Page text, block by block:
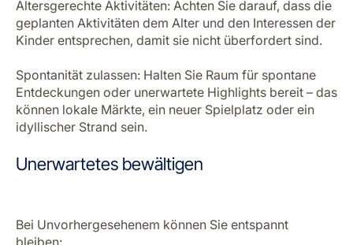
Altersgerechte Aktivitäten: Achten Sie darauf, dass die
geplanten Aktivitäten dem Alter und den Interessen der
Kinder entsprechen, damit sie nicht überfordert sind.
Spontanität zulassen: Halten Sie Raum für spontane
Entdeckungen oder unerwartete Highlights bereit – das
können lokale Märkte, ein neuer Spielplatz oder ein
idyllischer Strand sein.
Unerwartetes bewältigen
Bei Unvorhergesehenem können Sie entspannt